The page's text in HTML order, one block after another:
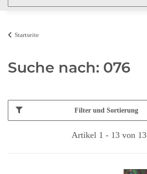
Startseite
Suche nach: 076
Filter und Sortierung
Artikel 1 - 13 von 13